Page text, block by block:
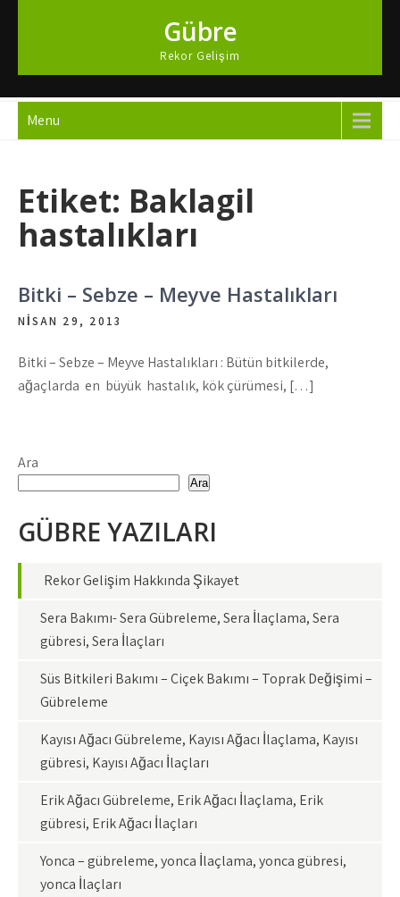
Gübre
Rekor Gelişim
Menu
Etiket: Baklagil
hastalıkları
Bitki – Sebze – Meyve Hastalıkları
NISAN 29, 2013
Bitki – Sebze – Meyve Hastalıkları : Bütün bitkilerde,
ağaçlarda en büyük hastalık, kök çürümesi, […]
Ara
Ara
GÜBRE YAZILARI
Rekor Gelişim Hakkında Şikayet
Sera Bakımı- Sera Gübreleme, Sera İlaçlama, Sera
gübresi, Sera İlaçları
Süs Bitkileri Bakımı – Çiçek Bakımı – Toprak Değişimi –
Gübreleme
Kayısı Ağacı Gübreleme, Kayısı Ağacı İlaçlama, Kayısı
gübresi, Kayısı Ağacı İlaçları
Erik Ağacı Gübreleme, Erik Ağacı İlaçlama, Erik
gübresi, Erik Ağacı İlaçları
Yonca – gübreleme, yonca İlaçlama, yonca gübresi,
yonca İlaçları